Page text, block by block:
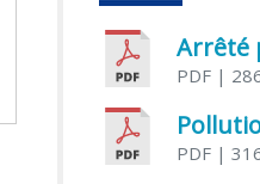
PDF |
PDF |